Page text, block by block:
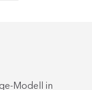
Modell in